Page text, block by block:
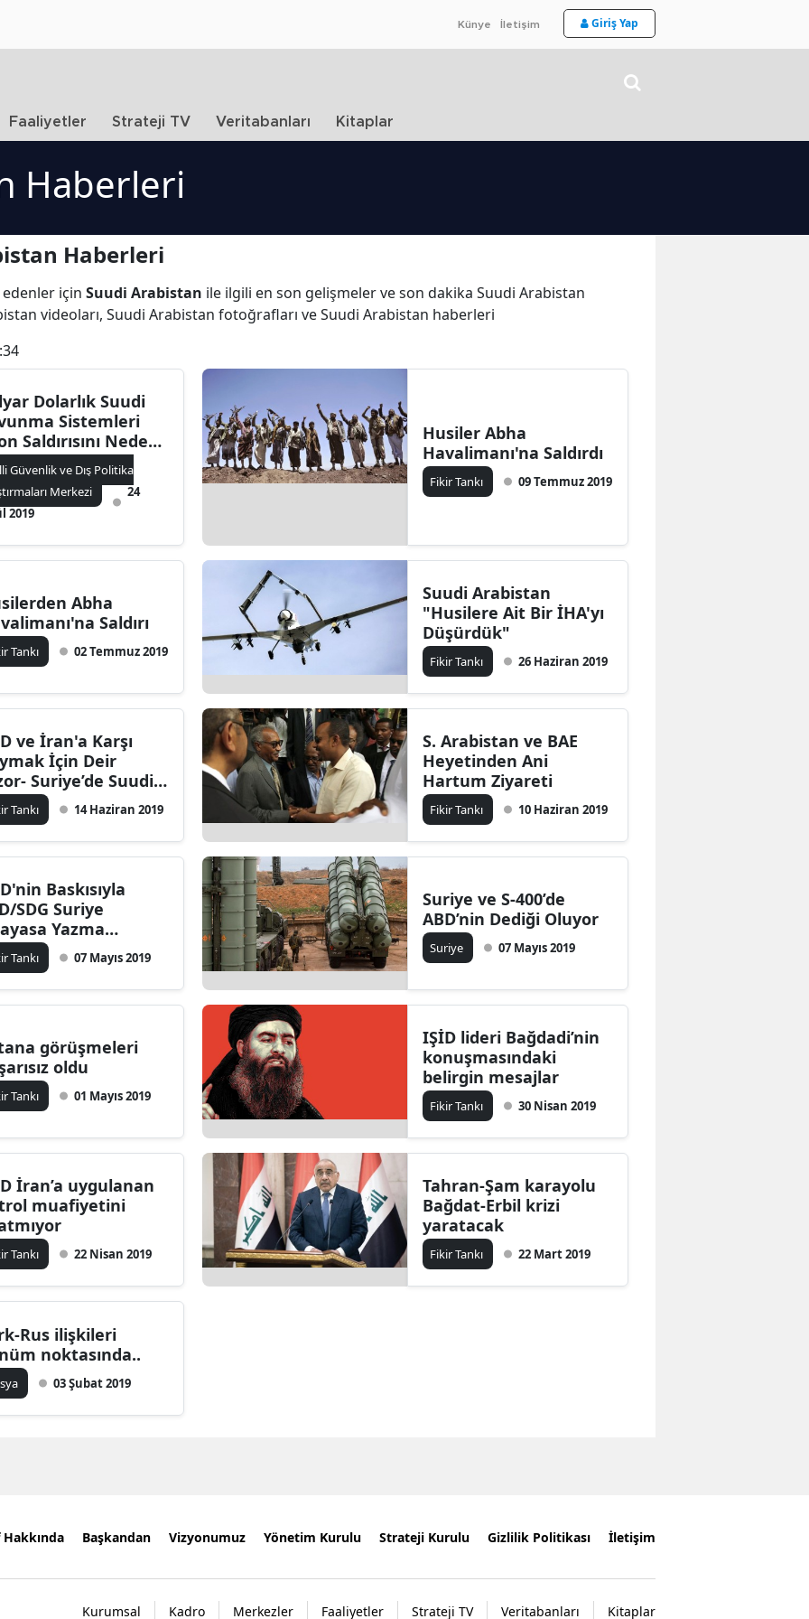
Künye İletişim Giriş Yap
Faaliyetler Strateji TV Veritabanları Kitaplar
Haberleri
Haberleri
için Suudi Arabistan ile ilgili en son gelişmeler ve son dakika Suudi Arabistan
videoları, Suudi Arabistan fotoğrafları ve Suudi Arabistan haberleri
Dolarlık Suudi
Sistemleri
Saldırısını Neden
?
Güvenlik ve Dış Politika
Merkezi
24
2019
Husiler Abha
Havalimanı'na Saldırdı
Fikir Tankı 09 Temmuz 2019
Abha
Saldırı
Tankı 02 Temmuz 2019
Suudi Arabistan
"Husilere Ait Bir İHA'yı
Düşürdük"
Fikir Tankı 26 Haziran 2019
ve İran'a Karşı
İçin Deir
Suriye’de Suudi-
Toplantısı
Tankı 14 Haziran 2019
S. Arabistan ve BAE
Heyetinden Ani
Hartum Ziyareti
Fikir Tankı 10 Haziran 2019
Baskısıyla
SDG Suriye
Yazma
Giriyor
Tankı 07 Mayıs 2019
Suriye ve S-400’de
ABD’nin Dediği Oluyor
Suriye 07 Mayıs 2019
görüşmeleri
oldu
Tankı 01 Mayıs 2019
IŞİD lideri Bağdadi’nin
konuşmasındaki
belirgin mesajlar
Fikir Tankı 30 Nisan 2019
İran’a uygulanan
muafiyetini
Tankı 22 Nisan 2019
Tahran-Şam karayolu
Bağdat-Erbil krizi
yaratacak
Fikir Tankı 22 Mart 2019
Rus ilişkileri
noktasında..
03 Şubat 2019
Hakkında Başkandan Vizyonumuz Yönetim Kurulu Strateji Kurulu Gizlilik Politikası İletişim
Kurumsal Kadro Merkezler Faaliyetler Strateji TV Veritabanları Kitaplar